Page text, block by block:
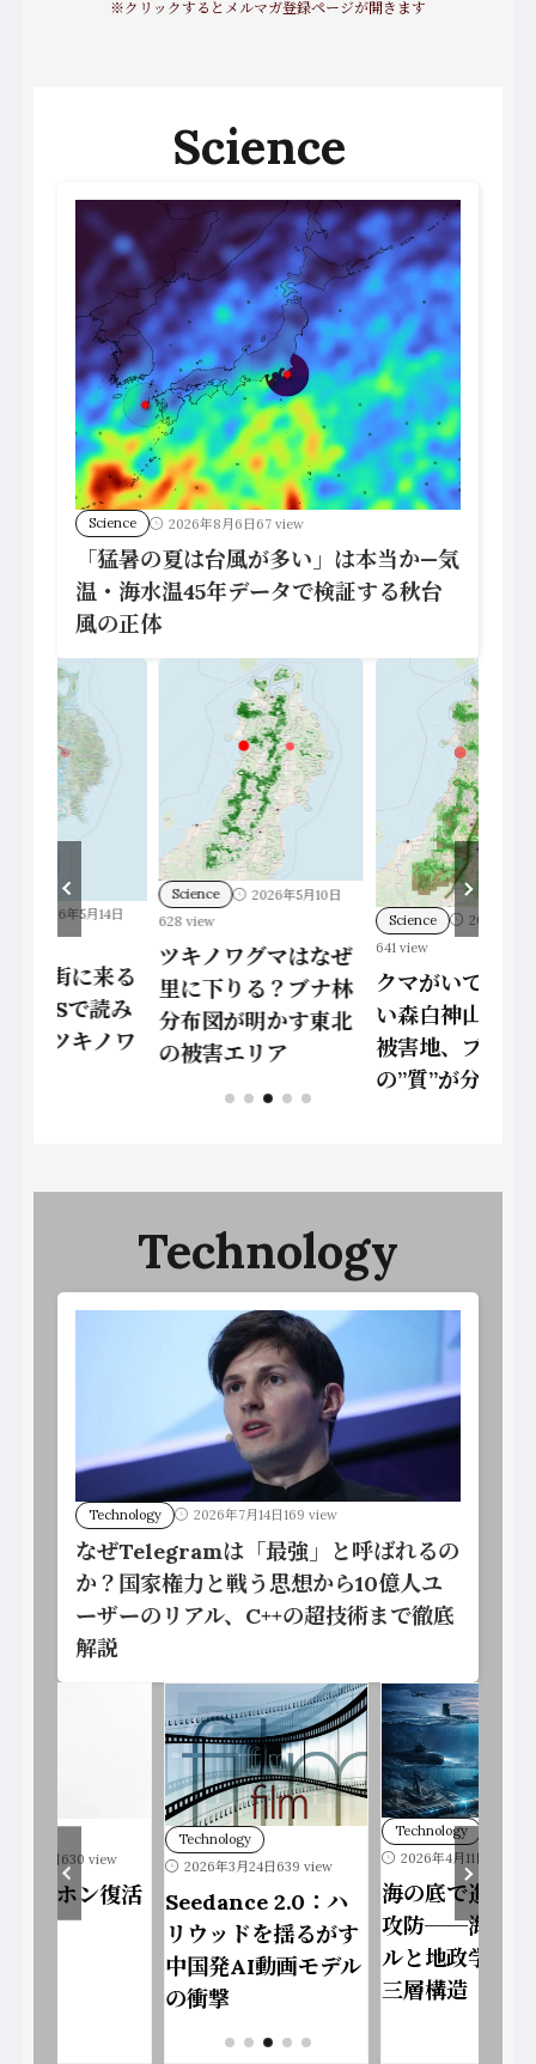
※クリックするとメルマガ登録ページが開きます
Science
Science 2026年8月6日 67 view
「猛暑の夏は台風が多い」は本当か—気
温・海水温45年データで検証する秋台
風の正体
2026年5月10日
りる？ブナ林
が明かす東北
エリア
Science
641 view
クマがいても襲わな
い森――白神山地と秋田
被害地、ブナ林
Science
2026年5
572 view
2023年度クマ
ップ｜地質学
異常・食料不
原因を読み解く
Technology
Technology 2026年7月14日169 view
なぜTelegramは「最強」と呼ばれるの
か？国家権力と戦う思想から10億人ユ
ーザーのリアル、C++の超技術まで徹底
解説
3月24日 639 view
2.0：ハ
Technology
2026年4月11日625 view
海の底で進む静かな
攻防──海底ケーブ
ルと地政学リスクの
三層構造
Technology
セメント電池
く、化石燃料
ない熱供給